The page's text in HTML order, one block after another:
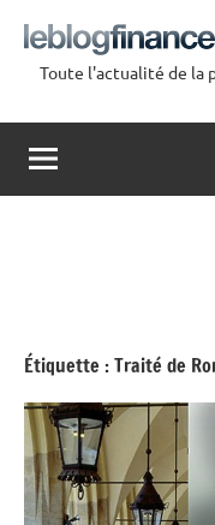
contenu
Blog
Finance
Toute l'actualité de la
Étiquette :Traité de